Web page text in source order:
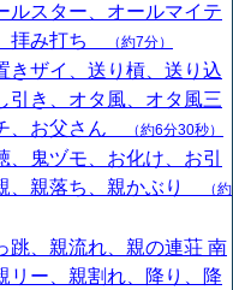
ルスター、オールマイテ
拝み打ち
（約7分）
きザイ、送り槓、送り込
引き、オタ風、オタ風三
、お父さん
（約6分30秒）
、鬼ヅモ、お化け、お引
、親落ち、親かぶり
（約
跳、親流れ、親の連荘 南
リー、親割れ、降り、降